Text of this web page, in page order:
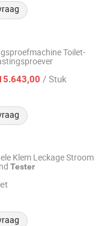
Toilet-
/ Stuk
Ltd.
Klem Leckage Stroom
Tester